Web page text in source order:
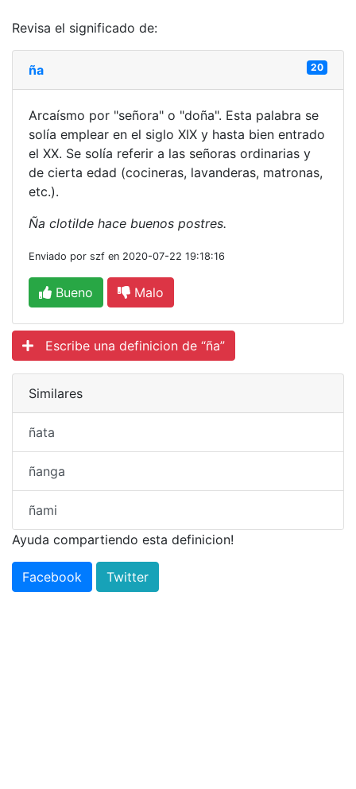
Revisa el significado de:
ña 20
Arcaísmo por "señora" o "doña". Esta palabra se
solía emplear en el siglo XIX y hasta bien entrado
el XX. Se solía referir a las señoras ordinarias y
de cierta edad (cocineras, lavanderas, matronas,
etc.).
Ña clotilde hace buenos postres.
Enviado por szf en 2020-07-22 19:18:16
Bueno Malo
Escribe una definicion de “ña”
Similares
ñata
ñanga
ñami
Ayuda compartiendo esta definicion!
Facebook Twitter